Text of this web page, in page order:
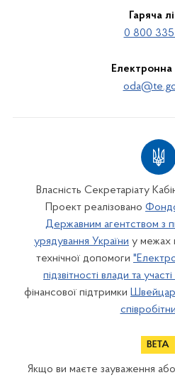
Гаряча
0 800 335
Власність Секретаріату
Проект реалізовано
Державним агентством з
урядування України у межах
технічної допомоги
підзвітності влади та
фінансової підтримки
Якщо ви маєте зауваження